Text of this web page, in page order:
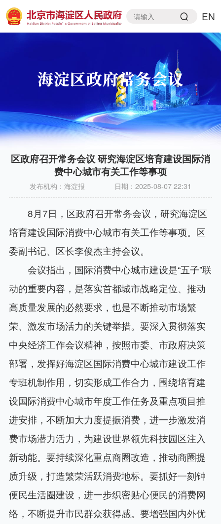
EN
区政府召开常务会议 研究海淀区培育建设国际消
费中心城市有关工作等事项
发布机构：海淀报 日期： 2025-08-07 22:31
8月7日，区政府召开常务会议，研究海淀区
培育建设国际消费中心城市有关工作等事项。区
委副书记、区长李俊杰主持会议。
会议指出，国际消费中心城市建设是“五子”联
动的重要内容，是落实首都城市战略定位、推动
高质量发展的必然要求，也是不断推动市场繁
荣、激发市场活力的关键举措。要深入贯彻落实
中央经济工作会议精神，按照市委、市政府决策
部署，发挥好海淀区国际消费中心城市建设工作
专班机制作用，切实形成工作合力，围绕培育建
设国际消费中心城市年度工作任务及重点项目推
进安排，不断加大力度提振消费，进一步激发消
费市场潜力活力，为建设世界领先科技园区注入
新动能。要持续深化重点商圈改造，推动商圈提
质升级，打造繁荣活跃消费地标。要抓好一刻钟
便民生活圈建设，进一步织密贴心便民的消费网
络，不断提升市民群众获得感。要增强国内外优